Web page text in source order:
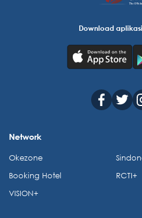
Download
Network
Okezone
Booking Hotel
VISION+
RCTI+